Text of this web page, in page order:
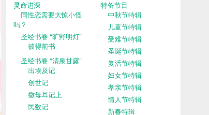
灵命进深
同性恋需要大惊小怪
吗？
圣经书卷 “旷野明灯”
彼得前书
圣经书卷 “清泉甘露”
出埃及记
创世记
撒母耳记上
民数记
特备节目
中秋节特辑
儿童节特辑
受难节特辑
圣诞节特辑
复活节特辑
妇女节特辑
孝亲节特辑
情人节特辑
新春特辑